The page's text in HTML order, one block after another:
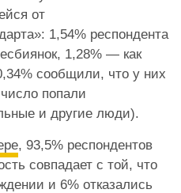
от
1,54% респондента
1,28% — как
сообщили, что у них
попали
и другие люди).
, 93,5% респондентов
совпадает с той, что
и 6% отказались